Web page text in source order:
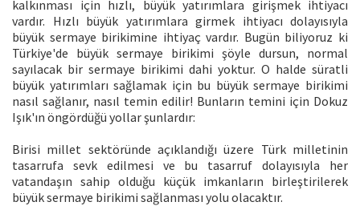
kalkınması için hızlı, büyük yatırımlara girişmek ihtiyacı
vardır. Hızlı büyük yatırımlara girmek ihtiyacı dolayısıyla
büyük sermaye birikimine ihtiyaç vardır. Bugün biliyoruz ki
Türkiye'de büyük sermaye birikimi şöyle dursun, normal
sayılacak bir sermaye birikimi dahi yoktur. O halde süratli
büyük yatırımları sağlamak için bu büyük sermaye birikimi
nasıl sağlanır, nasıl temin edilir! Bunların temini için Dokuz
Işık'ın öngördüğü yollar şunlardır:
Birisi millet sektöründe açıklandığı üzere Türk milletinin
tasarrufa sevk edilmesi ve bu tasarruf dolayısıyla her
vatandaşın sahip olduğu küçük imkanların birleştirilerek
büyük sermaye birikimi sağlanması yolu olacaktır.